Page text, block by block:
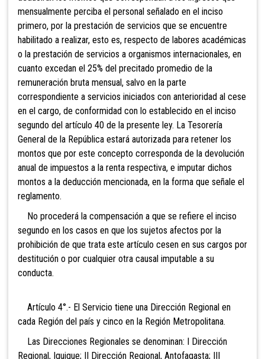
mensualmente perciba el personal señalado en el inciso
primero, por la prestación de servicios que se encuentre
habilitado a realizar, esto es, respecto de labores académicas
o la prestación de servicios a organismos internacionales, en
cuanto excedan el 25% del precitado promedio de la
remuneración bruta mensual, salvo en la parte
correspondiente a servicios iniciados con anterioridad al cese
en el cargo, de conformidad con lo establecido en el inciso
segundo del artículo 40 de la presente ley. La Tesorería
General de la República estará autorizada para retener los
montos que por este concepto corresponda de la devolución
anual de impuestos a la renta respectiva, e imputar dichos
montos a la deducción mencionada, en la forma que señale el
reglamento.
No procederá la compensación a que se refiere el inciso
segundo en los casos en que los sujetos afectos por la
prohibición de que trata este artículo cesen en sus cargos por
destitución o por cualquier otra causal imputable a su
conducta.
Artículo 4°.- El Servicio tiene una Dirección Regional en
cada Región del país y cinco en la Región Metropolitana.
Las Direcciones Regionales se denominan: I Dirección
Regional, Iquique; II Dirección Regional, Antofagasta; III